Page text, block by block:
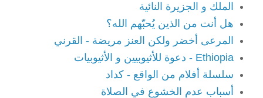
الملك و الجزيرة النائية
هل أنت من الذين يُحبّهم الله؟
المرعى أخضر ولكن العنز مريضة - القرني
Ethiopia - دعوة للأثيوبيين و الأثيوبيات
سلسلة أفلام من الواقع - كداد
أسباب عدم الخشوع في الصلاة